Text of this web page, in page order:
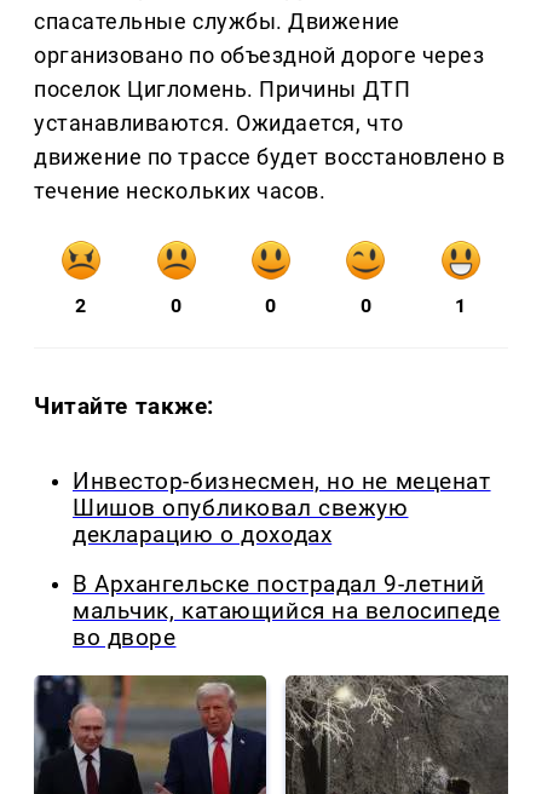
спасательные службы. Движение
организовано по объездной дороге через
поселок Цигломень. Причины ДТП
устанавливаются. Ожидается, что
движение по трассе будет восстановлено в
течение нескольких часов.
2 0 0 0 1
Читайте также:
Инвестор-бизнесмен, но не меценат
Шишов опубликовал свежую
декларацию о доходах
В Архангельске пострадал 9-летний
мальчик, катающийся на велосипеде
во дворе